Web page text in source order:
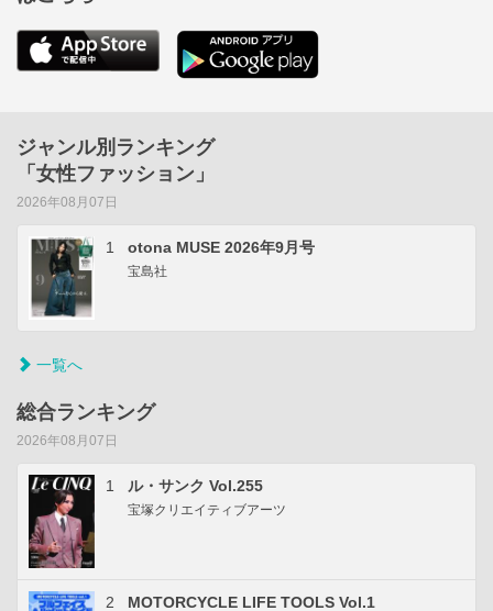
ジャンル別ランキング
「女性ファッション」
2026年08月07日
1 otona MUSE 2026年9月号
宝島社
一覧へ
総合ランキング
2026年08月07日
1 ル・サンク Vol.255
宝塚クリエイティブアーツ
2 MOTORCYCLE LIFE TOOLS Vol.1